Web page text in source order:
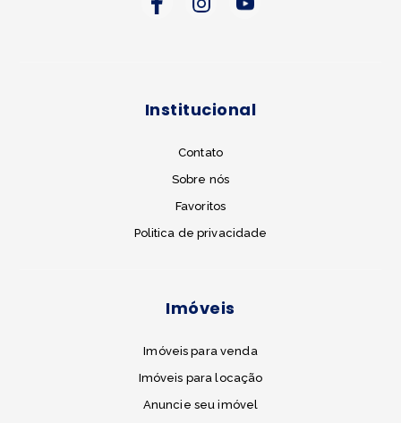
Institucional
Contato
Sobre nós
Favoritos
Politica de privacidade
Imóveis
Imóveis para venda
Imóveis para locação
Anuncie seu imóvel